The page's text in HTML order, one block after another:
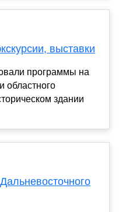
выставки
программы на
областного
здании